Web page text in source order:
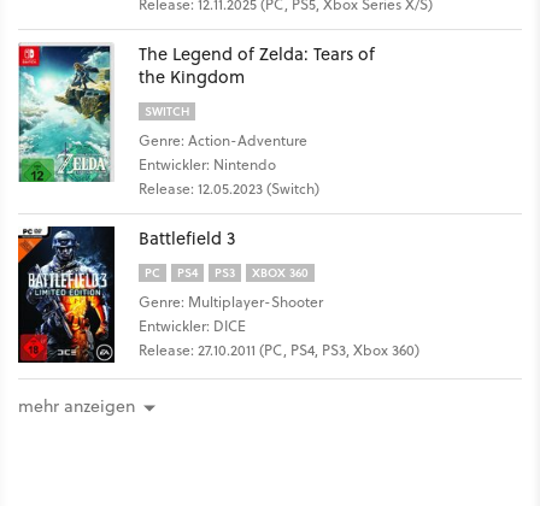
The Legend of Zelda: Tears of
the Kingdom
SWITCH
Genre: Action-Adventure
Entwickler: Nintendo
Release: 12.05.2023 (Switch)
Battlefield 3
PC PS4 PS3 XBOX 360
Genre: Multiplayer-Shooter
Entwickler: DICE
Release: 27.10.2011 (PC, PS4, PS3, Xbox 360)
mehr anzeigen